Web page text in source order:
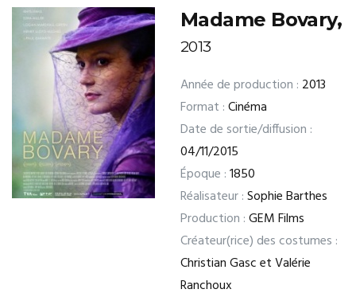
Madame Bovary,
2013
Année de production : 2013
Format :Cinéma
Date de sortie/diffusion :
04/11/2015
Époque :1850
Réalisateur :Sophie Barthes
Production :GEM Films
Créateur(rice) des costumes :
Christian Gasc et Valérie
Ranchoux